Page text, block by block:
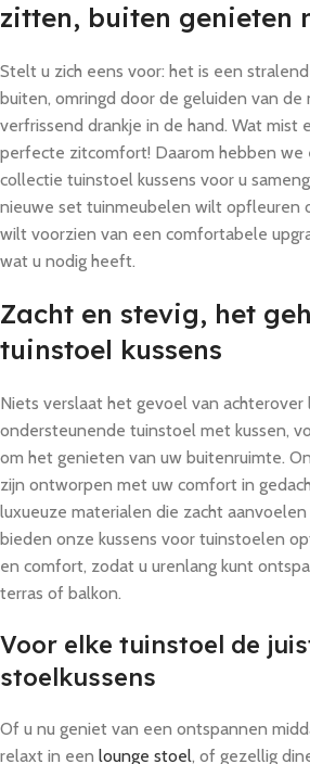
zitten, buiten genieten
Stelt u zich eens voor: het is een
buiten, omringd door de geluiden van de
verfrissend drankje in de hand. Wat mist
perfecte zitcomfort! Daarom hebben we
collectie tuinstoel kussens voor u
nieuwe set tuinmeubelen wilt opfleuren
wilt voorzien van een comfortabele
wat u nodig heeft.
Zacht en stevig, het
tuinstoel kussens
Niets verslaat het gevoel van achterover
ondersteunende tuinstoel met kussen,
om het genieten van uw buitenruimte.
zijn ontworpen met uw comfort in
luxueuze materialen die zacht
bieden onze kussens voor tuinstoelen
en comfort, zodat u urenlang kunt
terras of balkon.
Voor elke tuinstoel de
stoelkussens
Of u nu geniet van een ontspannen
relaxt in een lounge stoel, of gezellig